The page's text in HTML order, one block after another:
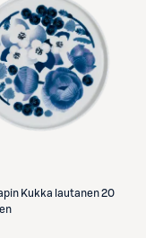
Kukka lautanen 20